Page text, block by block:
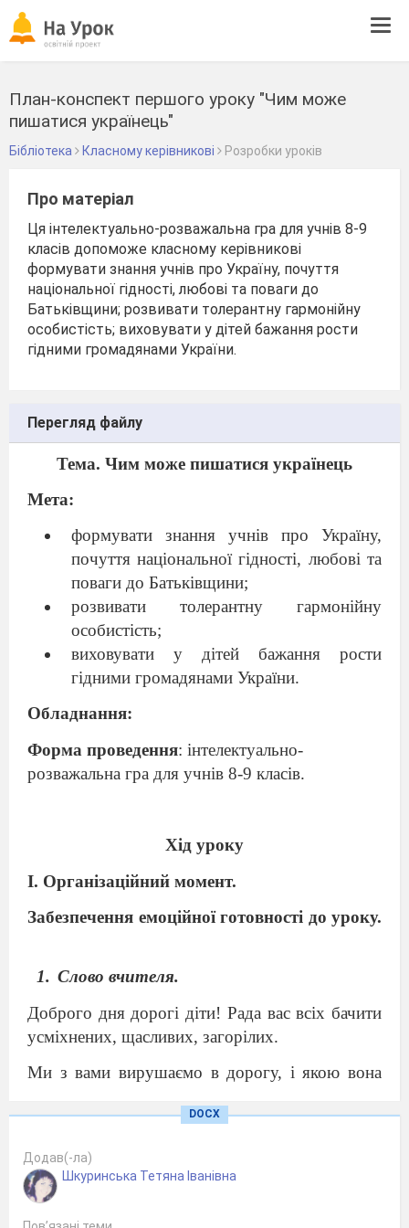
План-конспект першого уроку "Чим може
пишатися українець"
Бібліотека Класному керівникові Розробки уроків
Про матеріал
Ця інтелектуально-розважальна гра для учнів 8-9
класів допоможе класному керівникові
формувати знання учнів про Україну, почуття
національної гідності, любові та поваги до
Батьківщини; розвивати толерантну гармонійну
особистість; виховувати у дітей бажання рости
гідними громадянами України.
Перегляд файлу
Тема. Чим може пишатися українець
Мета:
формувати знання учнів про Україну,
почуття національної гідності, любові та
поваги до Батьківщини;
розвивати толерантну гармонійну
особистість;
виховувати у дітей бажання рости
гідними громадянами України.
Обладнання:
Форма проведення: інтелектуально-
розважальна гра для учнів 8-9 класів.
Хід уроку
І. Організаційний момент.
Забезпечення емоційної готовності до уроку.
Слово вчителя.
Доброго дня дорогі діти! Рада вас всіх бачити
усміхнених, щасливих, загорілих.
Ми з вами вирушаємо в дорогу, і якою вона
нас, від наших бажань, прагнень і старань
новими творіннями.
ІІ. Оголошення теми та мети уроку.
DOCX
Додав(-ла)
Шкуринська Тетяна Іванівна